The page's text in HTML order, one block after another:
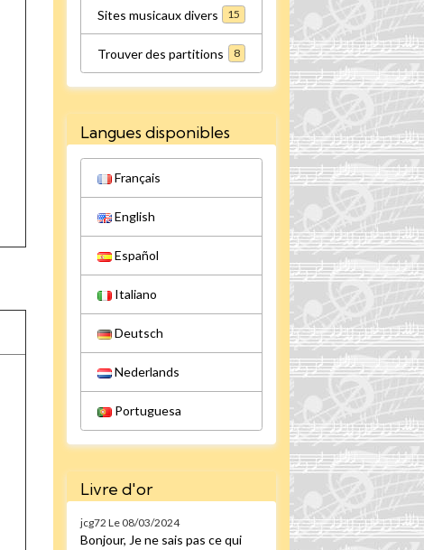
Sites musicaux divers 15
Trouver des partitions 8
Langues disponibles
Français
English
Español
Italiano
Deutsch
Nederlands
Portuguesa
Livre d'or
jcg72 Le 08/03/2024
Bonjour, Je ne sais pas ce qui